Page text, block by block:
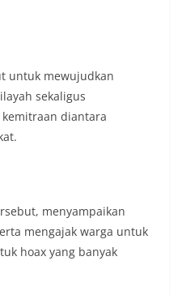
untuk mewujudkan
sekaligus
diantara
menyampaikan
mengajak warga untuk
hoax yang banyak